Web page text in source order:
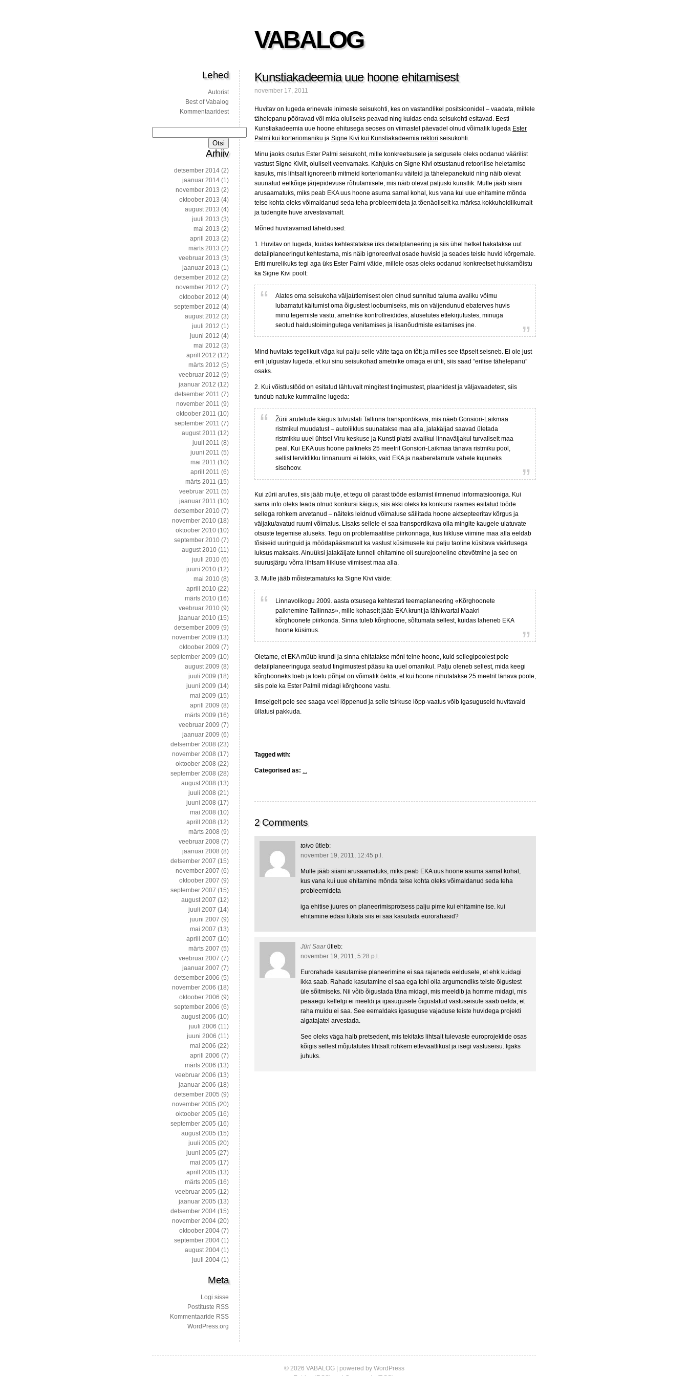
VABALOG
Kunstiakadeemia uue hoone ehitamisest
november 17, 2011
Huvitav on lugeda erinevate inimeste seisukohti, kes on vastandlikel positsioonidel – vaadata, millele
tähelepanu pööravad või mida oluliseks peavad ning kuidas enda seisukohti esitavad. Eesti
Kunstiakadeemia uue hoone ehitusega seoses on viimastel päevadel olnud võimalik lugeda Ester
Palmi kui korteriomaniku ja Signe Kivi kui Kunstiakadeemia rektori seisukohti.
Minu jaoks osutus Ester Palmi seisukoht, mille konkreetsusele ja selgusele oleks oodanud väärilist
vastust Signe Kivilt, oluliselt veenvamaks. Kahjuks on Signe Kivi otsustanud retoorilise heietamise
kasuks, mis lihtsalt ignoreerib mitmeid korteriomaniku väiteid ja tähelepanekuid ning näib olevat
suunatud eelkõige järjepidevuse rõhutamisele, mis näib olevat paljuski kunstlik. Mulle jääb siiani
arusaamatuks, miks peab EKA uus hoone asuma samal kohal, kus vana kui uue ehitamine mõnda
teise kohta oleks võimaldanud seda teha probleemideta ja tõenäoliselt ka märksa kokkuhoidlikumalt
ja tudengite huve arvestavamalt.
Mõned huvitavamad täheldused:
1. Huvitav on lugeda, kuidas kehtestatakse üks detailplaneering ja siis ühel hetkel hakatakse uut
detailplaneeringut kehtestama, mis näib ignoreerivat osade huvisid ja seades teiste huvid kõrgemale.
Eriti murelikuks tegi aga üks Ester Palmi väide, millele osas oleks oodanud konkreetset hukkamõistu
ka Signe Kivi poolt:
Alates oma seisukoha väljaütlemisest olen olnud sunnitud taluma avaliku võimu
lubamatut käitumist oma õigustest loobumiseks, mis on väljendunud ebaterves huvis
minu tegemiste vastu, ametnike kontrollreidides, alusetutes ettekirjutustes, minuga
seotud haldustoimingutega venitamises ja lisanõudmiste esitamises jne.
Mind huvitaks tegelikult väga kui palju selle väite taga on tõtt ja milles see täpselt seisneb. Ei ole just
eriti julgustav lugeda, et kui sinu seisukohad ametnike omaga ei ühti, siis saad “erilise tähelepanu”
osaks.
2. Kui võistlustööd on esitatud lähtuvalt mingitest tingimustest, plaanidest ja väljavaadetest, siis
tundub natuke kummaline lugeda:
Žürii arutelude käigus tutvustati Tallinna transpordikava, mis näeb Gonsiori-Laikmaa
ristmikul muudatust – autoliiklus suunatakse maa alla, jalakäijad saavad ületada
ristmikku uuel ühtsel Viru keskuse ja Kunsti platsi avalikul linnaväljakul turvaliselt maa
peal. Kui EKA uus hoone paikneks 25 meetrit Gonsiori-Laikmaa tänava ristmiku pool,
sellist terviklikku linnaruumi ei tekiks, vaid EKA ja naaberelamute vahele kujuneks
sisehoov.
Kui zürii arutles, siis jääb mulje, et tegu oli pärast tööde esitamist ilmnenud informatsiooniga. Kui
sama info oleks teada olnud konkursi käigus, siis äkki oleks ka konkursi raames esitatud tööde
sellega rohkem arvetanud – näiteks leidnud võimaluse säilitada hoone aktsepteeritav kõrgus ja
väljaku/avatud ruumi võimalus. Lisaks sellele ei saa transpordikava olla mingite kaugele ulatuvate
otsuste tegemise aluseks. Tegu on problemaatilise piirkonnaga, kus liikluse viimine maa alla eeldab
tõsiseid uuringuid ja möödapääsmatult ka vastust küsimusele kui palju taoline küsitava väärtusega
luksus maksaks. Ainuüksi jalakäijate tunneli ehitamine oli suurejooneline ettevõtmine ja see on
suurusjärgu võrra lihtsam liikluse viimisest maa alla.
3. Mulle jääb mõistetamatuks ka Signe Kivi väide:
Linnavolikogu 2009. aasta otsusega kehtestati teemaplaneering «Kõrghoonete
paiknemine Tallinnas», mille kohaselt jääb EKA krunt ja lähikvartal Maakri
kõrghoonete piirkonda. Sinna tuleb kõrghoone, sõltumata sellest, kuidas laheneb EKA
hoone küsimus.
Oletame, et EKA müüb krundi ja sinna ehitatakse mõni teine hoone, kuid sellegipoolest pole
detailplaneeringuga seatud tingimustest pääsu ka uuel omanikul. Palju oleneb sellest, mida keegi
kõrghooneks loeb ja loetu põhjal on võimalik öelda, et kui hoone nihutatakse 25 meetrit tänava poole,
siis pole ka Ester Palmil midagi kõrghoone vastu.
Ilmselgelt pole see saaga veel lõppenud ja selle tsirkuse lõpp-vaatus võib igasuguseid huvitavaid
üllatusi pakkuda.
Tagged with:
Categorised as: ...
2 Comments
toivo ütleb:
november 19, 2011, 12:45 p.l.
Mulle jääb siiani arusaamatuks, miks peab EKA uus hoone asuma samal kohal,
kus vana kui uue ehitamine mõnda teise kohta oleks võimaldanud seda teha
probleemideta
iga ehitise juures on planeerimisprotsess palju pime kui ehitamine ise. kui
ehitamine edasi lükata siis ei saa kasutada eurorahasid?
Jüri Saar ütleb:
november 19, 2011, 5:28 p.l.
Eurorahade kasutamise planeerimine ei saa rajaneda eeldusele, et ehk kuidagi
ikka saab. Rahade kasutamine ei saa ega tohi olla argumendiks teiste õigustest
üle sõitmiseks. Nii võib õigustada täna midagi, mis meeldib ja homme midagi, mis
peaaegu kellelgi ei meeldi ja igasugusele õigustatud vastuseisule saab öelda, et
raha muidu ei saa. See eemaldaks igasuguse vajaduse teiste huvidega projekti
algatajatel arvestada.
See oleks väga halb pretsedent, mis tekitaks lihtsalt tulevaste europrojektide osas
kõigis sellest mõjutatutes lihtsalt rohkem ettevaatlikust ja isegi vastuseisu. Igaks
juhuks.
Lehed
Autorist
Best of Vabalog
Kommentaaridest
Arhiiv
detsember 2014 (2)
jaanuar 2014 (1)
november 2013 (2)
oktoober 2013 (4)
august 2013 (4)
juuli 2013 (3)
mai 2013 (2)
aprill 2013 (2)
märts 2013 (2)
veebruar 2013 (3)
jaanuar 2013 (1)
detsember 2012 (2)
november 2012 (7)
oktoober 2012 (4)
september 2012 (4)
august 2012 (3)
juuli 2012 (1)
juuni 2012 (4)
mai 2012 (3)
aprill 2012 (12)
märts 2012 (5)
veebruar 2012 (9)
jaanuar 2012 (12)
detsember 2011 (7)
november 2011 (9)
oktoober 2011 (10)
september 2011 (7)
august 2011 (12)
juuli 2011 (8)
juuni 2011 (5)
mai 2011 (10)
aprill 2011 (6)
märts 2011 (15)
veebruar 2011 (5)
jaanuar 2011 (10)
detsember 2010 (7)
november 2010 (18)
oktoober 2010 (10)
september 2010 (7)
august 2010 (11)
juuli 2010 (6)
juuni 2010 (12)
mai 2010 (8)
aprill 2010 (22)
märts 2010 (16)
veebruar 2010 (9)
jaanuar 2010 (15)
detsember 2009 (9)
november 2009 (13)
oktoober 2009 (7)
september 2009 (10)
august 2009 (8)
juuli 2009 (18)
juuni 2009 (14)
mai 2009 (15)
aprill 2009 (8)
märts 2009 (16)
veebruar 2009 (7)
jaanuar 2009 (6)
detsember 2008 (23)
november 2008 (17)
oktoober 2008 (22)
september 2008 (28)
august 2008 (13)
juuli 2008 (21)
juuni 2008 (17)
mai 2008 (10)
aprill 2008 (12)
märts 2008 (9)
veebruar 2008 (7)
jaanuar 2008 (8)
detsember 2007 (15)
november 2007 (6)
oktoober 2007 (9)
september 2007 (15)
august 2007 (12)
juuli 2007 (14)
juuni 2007 (9)
mai 2007 (13)
aprill 2007 (10)
märts 2007 (5)
veebruar 2007 (7)
jaanuar 2007 (7)
detsember 2006 (5)
november 2006 (18)
oktoober 2006 (9)
september 2006 (6)
august 2006 (10)
juuli 2006 (11)
juuni 2006 (11)
mai 2006 (22)
aprill 2006 (7)
märts 2006 (13)
veebruar 2006 (13)
jaanuar 2006 (18)
detsember 2005 (9)
november 2005 (20)
oktoober 2005 (16)
september 2005 (16)
august 2005 (15)
juuli 2005 (20)
juuni 2005 (27)
mai 2005 (17)
aprill 2005 (13)
märts 2005 (16)
veebruar 2005 (12)
jaanuar 2005 (13)
detsember 2004 (15)
november 2004 (20)
oktoober 2004 (7)
september 2004 (1)
august 2004 (1)
juuli 2004 (1)
Meta
Logi sisse
Postituste RSS
Kommentaaride RSS
WordPress.org
© 2026 VABALOG | powered by WordPress